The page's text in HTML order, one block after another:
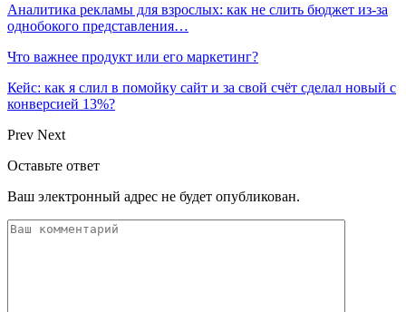
Аналитика рекламы для взрослых: как не слить бюджет из-за
однобокого представления…
Что важнее продукт или его маркетинг?
Кейс: как я слил в помойку сайт и за свой счёт сделал новый с
конверсией 13%?
Prev Next
Оставьте ответ
Ваш электронный адрес не будет опубликован.